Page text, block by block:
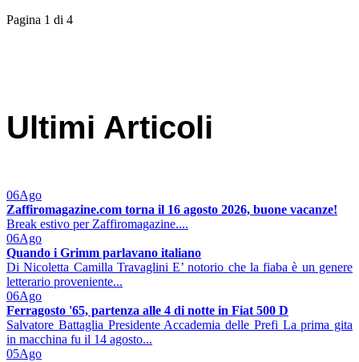
Pagina 1 di 4
Ultimi Articoli
06Ago
Zaffiromagazine.com torna il 16 agosto 2026, buone vacanze!
Break estivo per Zaffiromagazine....
06Ago
Quando i Grimm parlavano italiano
Di Nicoletta Camilla Travaglini E’ notorio che la fiaba è un genere
letterario proveniente...
06Ago
Ferragosto '65, partenza alle 4 di notte in Fiat 500 D
Salvatore Battaglia Presidente Accademia delle Prefi La prima gita
in macchina fu il 14 agosto...
05Ago